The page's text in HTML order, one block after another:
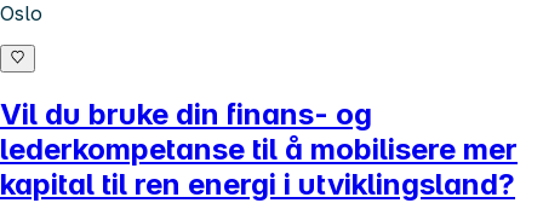
Oslo
Vil du bruke din finans- og
lederkompetanse til å mobilisere mer
kapital til ren energi i utviklingsland?